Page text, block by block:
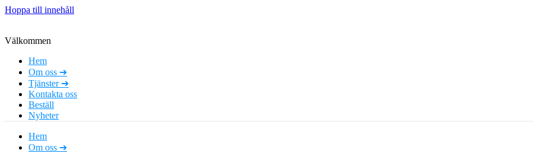
Hoppa till innehåll
Välkommen
Hem
Om oss ➔
Tjänster ➔
Kontakta oss
Beställ
Nyheter
Hem
Om oss ➔